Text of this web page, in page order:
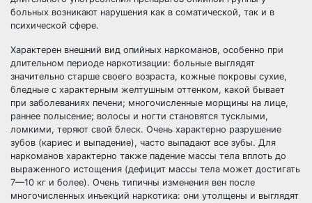
больных возникают нарушения как в соматической, так и в
психической сфере.
Характерен внешний вид опийных наркоманов, особенно при
длительном периоде наркотизации: больные выглядят
значительно старше своего возраста, кожные покровы сухие,
бледные с характерным желтушным оттенком, какой бывает
при заболеваниях печени; многочисленные морщины на лице,
раннее полысение; волосы и ногти становятся тусклыми,
ломкими, теряют свой блеск. Очень характерно разрушение
зубов (кариес и выпадение), часто выпадают все зубы. Для
наркоманов характерно также падение массы тела вплоть до
выраженного истощения (дефицит массы тела может достигать
7—10 кг и более). Очень типичны изменения вен после
многочисленных инъекций наркотика: они утолщены и выглядят